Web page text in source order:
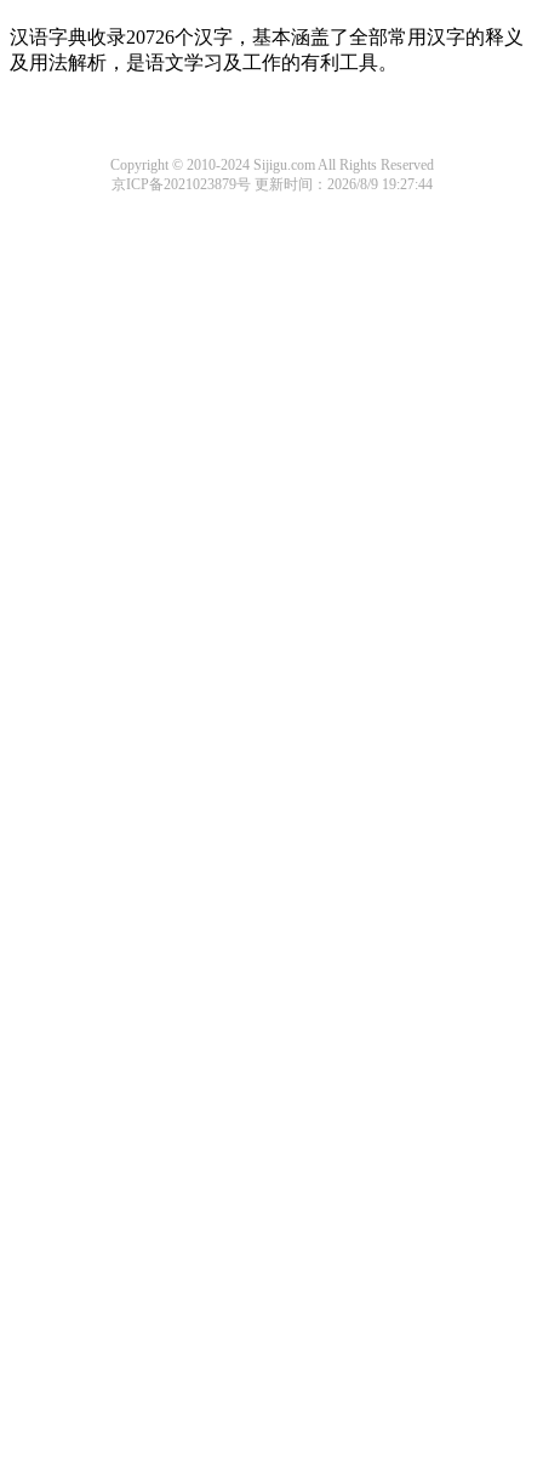
汉语字典收录20726个汉字，基本涵盖了全部常用汉字的释义
及用法解析，是语文学习及工作的有利工具。
Copyright © 2010-2024 Sijigu.com All Rights Reserved
京ICP备2021023879号 更新时间：2026/8/9 19:27:44